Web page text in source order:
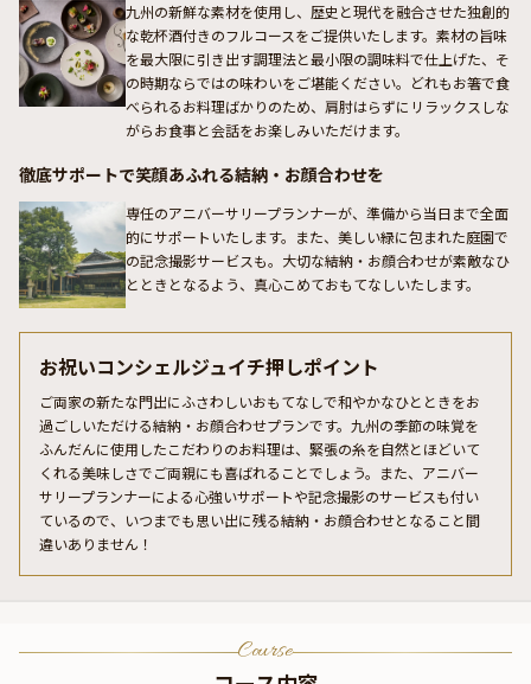
九州の新鮮な素材を使用し、歴史と現代を融合させた独創的
な乾杯酒付きのフルコースをご提供いたします。素材の旨味
を最大限に引き出す調理法と最小限の調味料で仕上げた、そ
の時期ならではの味わいをご堪能ください。どれもお箸で食
べられるお料理ばかりのため、肩肘はらずにリラックスしな
がらお食事と会話をお楽しみいただけます。
徹底サポートで笑顔あふれる結納・お顔合わせを
専任のアニバーサリープランナーが、準備から当日まで全面
的にサポートいたします。また、美しい緑に包まれた庭園で
の記念撮影サービスも。大切な結納・お顔合わせが素敵なひ
とときとなるよう、真心こめておもてなしいたします。
お祝いコンシェルジュイチ押しポイント
ご両家の新たな門出にふさわしいおもてなしで和やかなひとときをお
過ごしいただける結納・お顔合わせプランです。九州の季節の味覚を
ふんだんに使用したこだわりのお料理は、緊張の糸を自然とほどいて
くれる美味しさでご両親にも喜ばれることでしょう。また、アニバー
サリープランナーによる心強いサポートや記念撮影のサービスも付い
ているので、いつまでも思い出に残る結納・お顔合わせとなること間
違いありません！
Course